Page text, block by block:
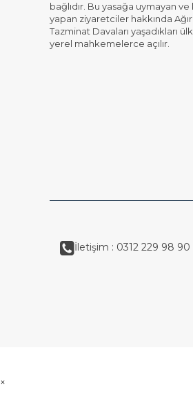
bağlıdır. Bu yasağa uymayan
yapan ziyaretciler hakkında
Tazminat Davaları yaşadıkları
yerel mahkemelerce açılır.
İletişim : 0312 229 98 90
×